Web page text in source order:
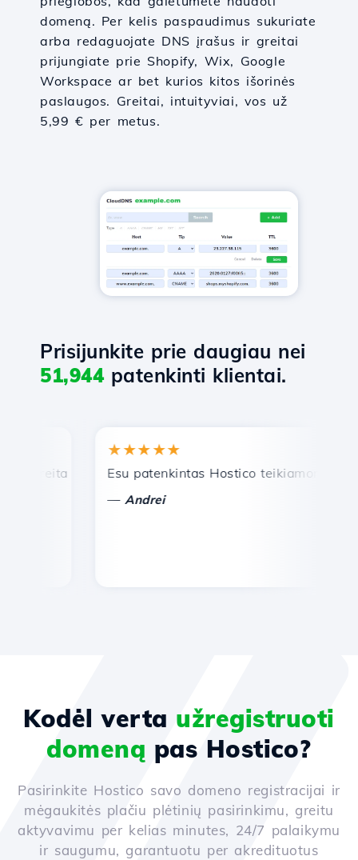
domeną. Per kelis paspaudimus sukuriate
arba redaguojate DNS įrašus ir greitai
prijungiate prie Shopify, Wix, Google
Workspace ar bet kurios kitos išorinės
paslaugos. Greitai, intuityviai, vos už
5,99 € per metus.
Prisijunkite prie daugiau nei
51,944patenkinti klientai.
ir efektyvi techninė pagalba.
★★★★★
Esu patenkintas Hostico teikiamomis
Andrei
Kodėl verta užregistruoti
domeną pas Hostico?
Pasirinkite Hostico savo domeno registracijai ir
mėgaukitės plačiu plėtinių pasirinkimu, greitu
aktyvavimu per kelias minutes, 24/7 palaikymu
ir saugumu, garantuotu per akredituotus